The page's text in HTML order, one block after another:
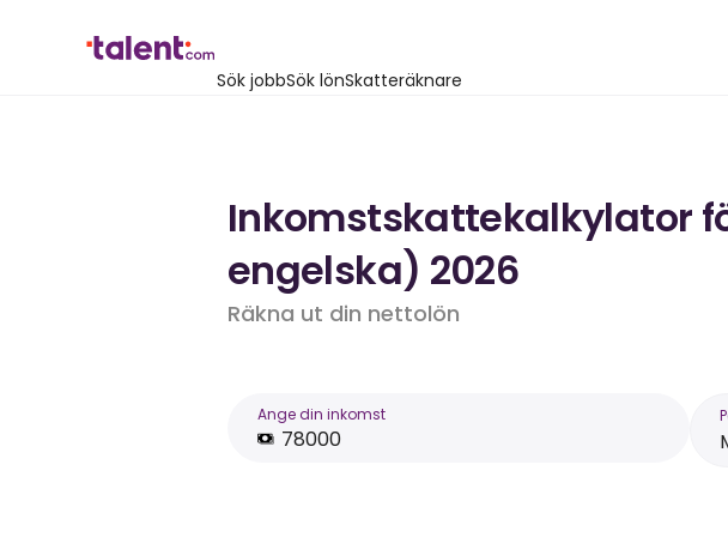
Sök jobbSök lönSkatteräknare
Inkomstskattekalkylator
engelska) 2026
Räkna ut din nettolön
Ange din inkomst